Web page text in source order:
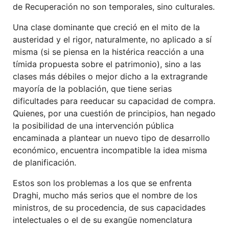
de Recuperación no son temporales, sino culturales.
Una clase dominante que creció en el mito de la
austeridad y el rigor, naturalmente, no aplicado a sí
misma (si se piensa en la histérica reacción a una
tímida propuesta sobre el patrimonio), sino a las
clases más débiles o mejor dicho a la extragrande
mayoría de la población, que tiene serias
dificultades para reeducar su capacidad de compra.
Quienes, por una cuestión de principios, han negado
la posibilidad de una intervención pública
encaminada a plantear un nuevo tipo de desarrollo
económico, encuentra incompatible la idea misma
de planificación.
Estos son los problemas a los que se enfrenta
Draghi, mucho más serios que el nombre de los
ministros, de su procedencia, de sus capacidades
intelectuales o el de su exangüe nomenclatura